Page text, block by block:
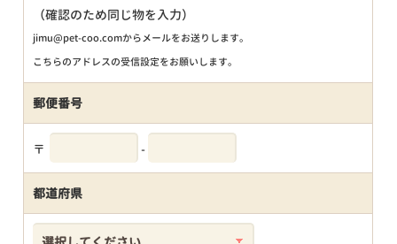
（確認のため同じ物を入力）
jimu@pet-coo.comからメールをお送りします。
こちらのアドレスの受信設定をお願いします。
郵便番号
〒 -
都道府県